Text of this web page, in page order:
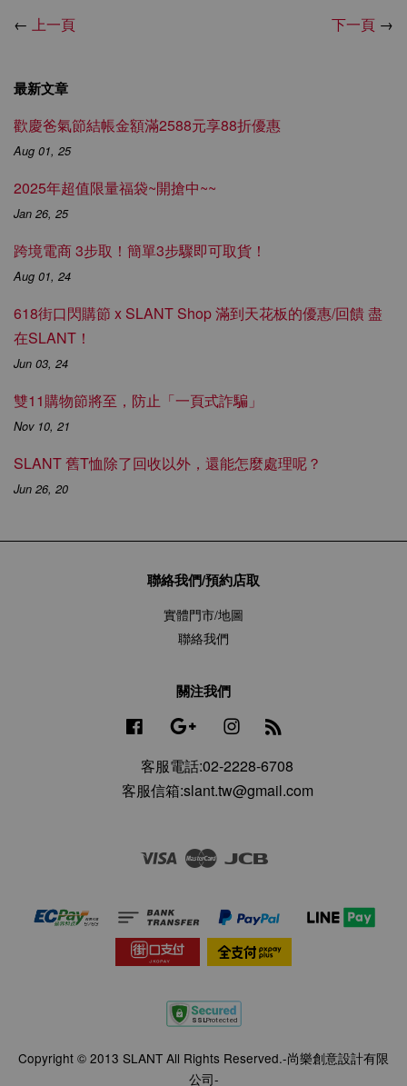
← 上一頁 下一頁 →
最新文章
歡慶爸氣節結帳金額滿2588元享88折優惠
Aug 01, 25
2025年超值限量福袋~開搶中~~
Jan 26, 25
跨境電商 3步取！簡單3步驟即可取貨！
Aug 01, 24
618街口閃購節 x SLANT Shop 滿到天花板的優惠/回饋 盡
在SLANT！
Jun 03, 24
雙11購物節將至，防止「一頁式詐騙」
Nov 10, 21
SLANT 舊T恤除了回收以外，還能怎麼處理呢？
Jun 26, 20
聯絡我們/預約店取
實體門市/地圖
聯絡我們
關注我們
Facebook Google Instagram
客服電話:02-2228-6708
客服信箱:slant.tw@gmail.com
Visa Master
Copyright © 2013 SLANT All Rights Reserved.-尚樂創意設計有限
公司-